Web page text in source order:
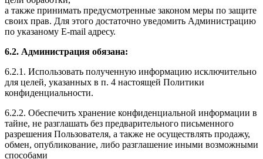
а также принимать предусмотренные законом меры по защите
своих прав. Для этого достаточно уведомить Администрацию
по указаному E-mail адресу.
6.2. Администрация обязана:
6.2.1. Использовать полученную информацию исключительно
для целей, указанных в п. 4 настоящей Политики
конфиденциальности.
6.2.2. Обеспечить хранение конфиденциальной информации в
тайне, не разглашать без предварительного письменного
разрешения Пользователя, а также не осуществлять продажу,
обмен, опубликование, либо разглашение иными возможными
способами